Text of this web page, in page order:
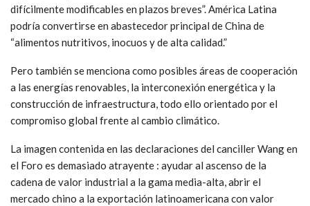
difícilmente modificables en plazos breves”. América Latina
podría convertirse en abastecedor principal de China de
“alimentos nutritivos, inocuos y de alta calidad.”
Pero también se menciona como posibles áreas de cooperación
a las energías renovables, la interconexión energética y la
construcción de infraestructura, todo ello orientado por el
compromiso global frente al cambio climático.
La imagen contenida en las declaraciones del canciller Wang en
el Foro es demasiado atrayente : ayudar al ascenso de la
cadena de valor industrial a la gama media-alta, abrir el
mercado chino a la exportación latinoamericana con valor